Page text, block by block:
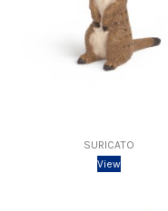
SURICATO
View